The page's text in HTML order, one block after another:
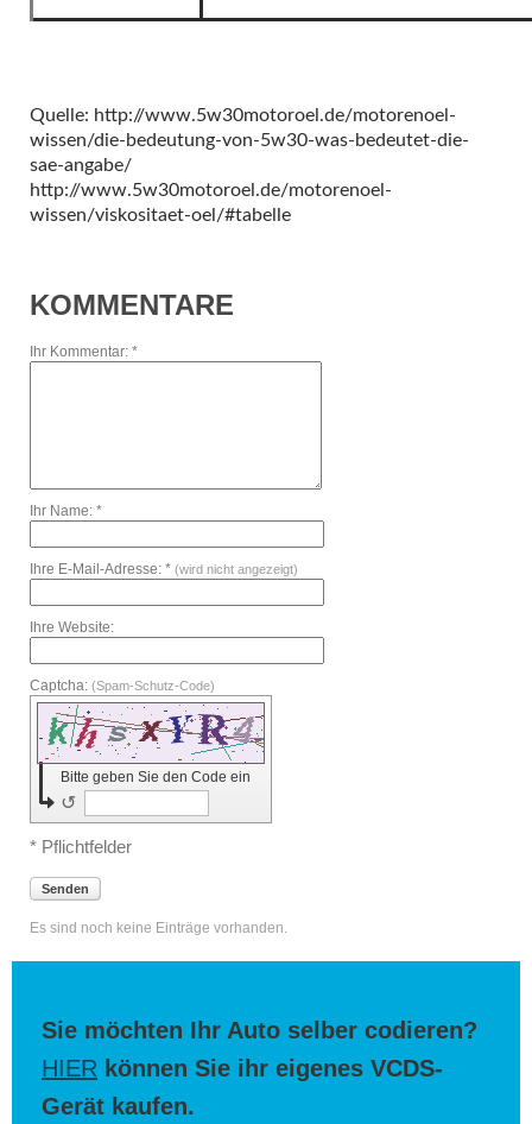
Quelle: http://www.5w30motoroel.de/motorenoel-
wissen/die-bedeutung-von-5w30-was-bedeutet-die-
sae-angabe/
http://www.5w30motoroel.de/motorenoel-
wissen/viskositaet-oel/#tabelle
KOMMENTARE
Ihr Kommentar: *
Ihr Name: *
Ihre E-Mail-Adresse: * (wird nicht angezeigt)
Ihre Website:
Captcha: (Spam-Schutz-Code)
Bitte geben Sie den Code ein
↺
* Pflichtfelder
Senden
Es sind noch keine Einträge vorhanden.
Sie möchten Ihr Auto selber codieren?
HIER können Sie ihr eigenes VCDS-
Gerät kaufen.